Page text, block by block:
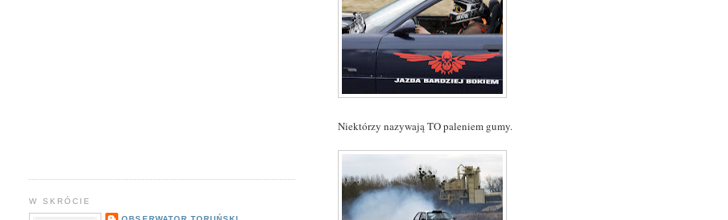
Niektórzy nazywają TO paleniem gumy.
W SKRÓCIE